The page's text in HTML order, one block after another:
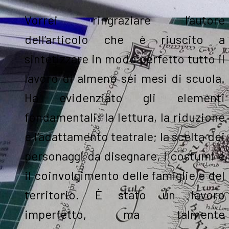
Vorrei ringraziare l’autore
dell’articolo che è riuscito a
sintetizzare in modo perfetto tutto il
lavoro di almeno sei mesi di scuola.
Ha evidenziato gli elementi
fondamentali: la lettura, la riduzione
e l’adattamento teatrale; la scelta dei
personaggi da disegnare, i costumi e
il coinvolgimento delle famiglie e del
territorio. È stato un lavoro
imperfetto, ma talmente